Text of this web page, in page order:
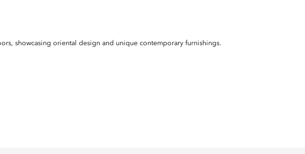
showcasing oriental design and unique contemporary furnishings.